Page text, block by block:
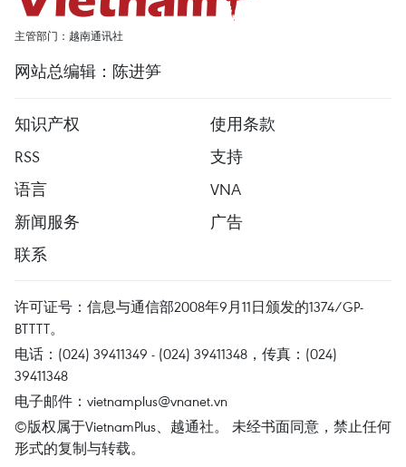
主管部门：越南通讯社
网站总编辑：陈进笋
知识产权
使用条款
RSS
支持
语言
VNA
新闻服务
广告
联系
许可证号：信息与通信部2008年9月11日颁发的1374/GP-
BTTTT。
电话：(024) 39411349 - (024) 39411348，传真：(024)
39411348
电子邮件： vietnamplus@vnanet.vn
©版权属于VietnamPlus、越通社。 未经书面同意，禁止任何
形式的复制与转载。